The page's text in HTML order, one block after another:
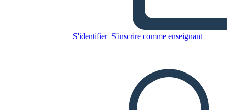
S'identifier S'inscrire comme enseignant
Резюме Дикого Робота
LIRE LE DIAPORAMA
LIS-MOI